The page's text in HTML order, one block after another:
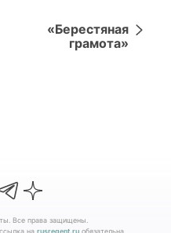
«Берестяная
грамота»
Все права защищены.
на rusregent.ruобязательна.